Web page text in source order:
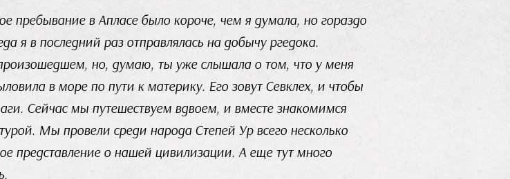
пребывание в Апласе было короче, чем я думала, но гораздо
я в последний раз отправлялась на добычу ргедока.
но, думаю, ты уже слышала о том, что у меня
в море по пути к материку. Его зовут Севклех, и чтобы
Сейчас мы путешествуем вдвоем, и вместе знакомимся
Мы провели среди народа Степей Ур всего несколько
представление о нашей цивилизации. А еще тут много